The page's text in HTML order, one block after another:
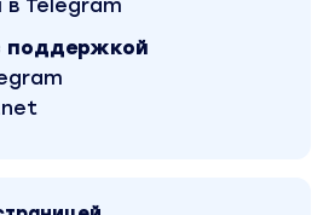
конкуренции
лучше избегать
в Telegram
поддержкой